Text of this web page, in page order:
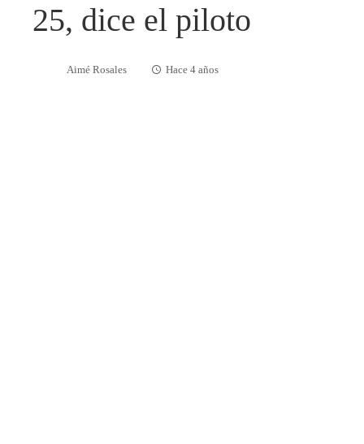
25, dice el piloto
Aimé Rosales Hace 4 años